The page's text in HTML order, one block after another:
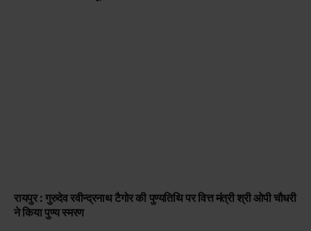
रायपुर : गुरुदेव रवीन्द्रनाथ टैगोर की पुण्यतिथि पर वित्त मंत्री श्री ओपी चौधरी
ने किया पुण्य स्मरण